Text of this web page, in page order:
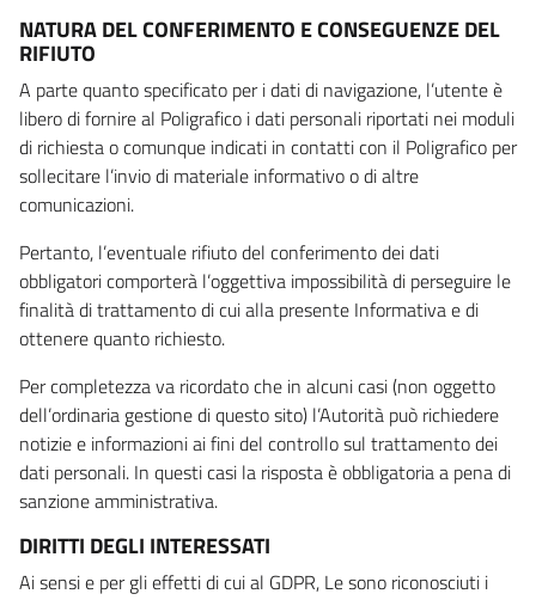
NATURA DEL CONFERIMENTO E CONSEGUENZE DEL
RIFIUTO
A parte quanto specificato per i dati di navigazione, l’utente è
libero di fornire al Poligrafico i dati personali riportati nei moduli
di richiesta o comunque indicati in contatti con il Poligrafico per
sollecitare l’invio di materiale informativo o di altre
comunicazioni.
Pertanto, l’eventuale rifiuto del conferimento dei dati
obbligatori comporterà l’oggettiva impossibilità di perseguire le
finalità di trattamento di cui alla presente Informativa e di
ottenere quanto richiesto.
Per completezza va ricordato che in alcuni casi (non oggetto
dell’ordinaria gestione di questo sito) l’Autorità può richiedere
notizie e informazioni ai fini del controllo sul trattamento dei
dati personali. In questi casi la risposta è obbligatoria a pena di
sanzione amministrativa.
DIRITTI DEGLI INTERESSATI
Ai sensi e per gli effetti di cui al GDPR, Le sono riconosciuti i